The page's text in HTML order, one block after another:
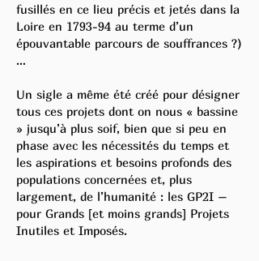
fusillés en ce lieu précis et jetés dans la
Loire en 1793-94 au terme d’un
épouvantable parcours de souffrances ?)
…
Un sigle a même été créé pour désigner
tous ces projets dont on nous « bassine
» jusqu’à plus soif, bien que si peu en
phase avec les nécessités du temps et
les aspirations et besoins profonds des
populations concernées et, plus
largement, de l’humanité : les GP2I –
pour Grands [et moins grands] Projets
Inutiles et Imposés.